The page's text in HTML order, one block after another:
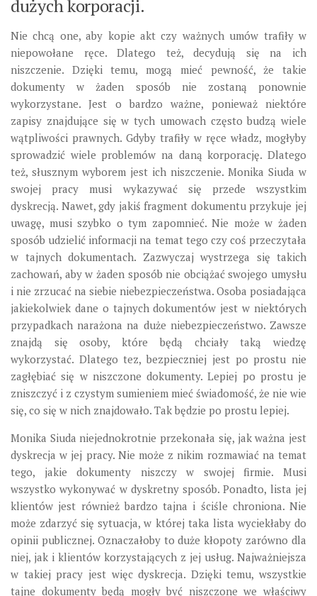
dużych korporacji.
Nie chcą one, aby kopie akt czy ważnych umów trafiły w
niepowołane ręce. Dlatego też, decydują się na ich
niszczenie. Dzięki temu, mogą mieć pewność, że takie
dokumenty w żaden sposób nie zostaną ponownie
wykorzystane. Jest o bardzo ważne, ponieważ niektóre
zapisy znajdujące się w tych umowach często budzą wiele
wątpliwości prawnych. Gdyby trafiły w ręce władz, mogłyby
sprowadzić wiele problemów na daną korporację. Dlatego
też, słusznym wyborem jest ich niszczenie. Monika Siuda w
swojej pracy musi wykazywać się przede wszystkim
dyskrecją. Nawet, gdy jakiś fragment dokumentu przykuje jej
uwagę, musi szybko o tym zapomnieć. Nie może w żaden
sposób udzielić informacji na temat tego czy coś przeczytała
w tajnych dokumentach. Zazwyczaj wystrzega się takich
zachowań, aby w żaden sposób nie obciążać swojego umysłu
i nie zrzucać na siebie niebezpieczeństwa. Osoba posiadająca
jakiekolwiek dane o tajnych dokumentów jest w niektórych
przypadkach narażona na duże niebezpieczeństwo. Zawsze
znajdą się osoby, które będą chciały taką wiedzę
wykorzystać. Dlatego tez, bezpieczniej jest po prostu nie
zagłębiać się w niszczone dokumenty. Lepiej po prostu je
zniszczyć i z czystym sumieniem mieć świadomość, że nie wie
się, co się w nich znajdowało. Tak będzie po prostu lepiej.
Monika Siuda niejednokrotnie przekonała się, jak ważna jest
dyskrecja w jej pracy. Nie może z nikim rozmawiać na temat
tego, jakie dokumenty niszczy w swojej firmie. Musi
wszystko wykonywać w dyskretny sposób. Ponadto, lista jej
klientów jest również bardzo tajna i ściśle chroniona. Nie
może zdarzyć się sytuacja, w której taka lista wyciekłaby do
opinii publicznej. Oznaczałoby to duże kłopoty zarówno dla
niej, jak i klientów korzystających z jej usług. Najważniejsza
w takiej pracy jest więc dyskrecja. Dzięki temu, wszystkie
tajne dokumenty będą mogły być niszczone we właściwy